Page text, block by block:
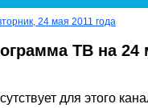
24 мая 2011 года
ТВ на 24
для этого